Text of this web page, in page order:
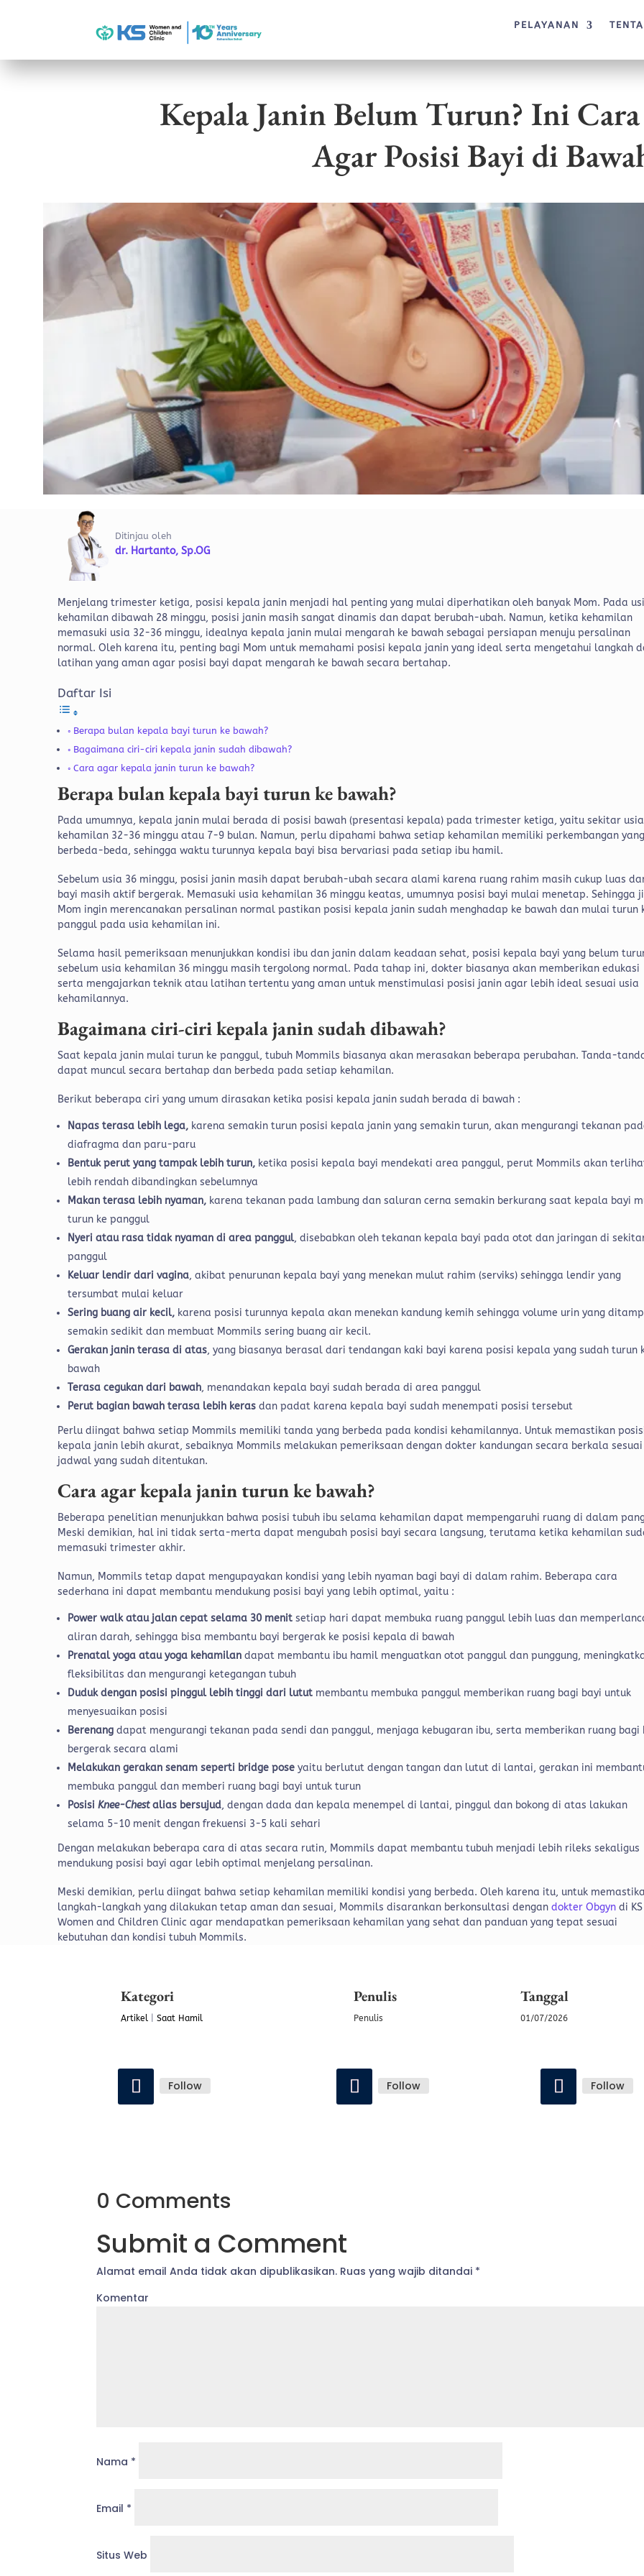
PELAYANAN
Kepala Janin Belum Turun? Ini
Agar Posisi Bayi di
Ditinjau oleh
dr. Hartanto, Sp.OG
Menjelang trimester ketiga, posisi kepala janin menjadi hal penting yang mulai diperhatikan oleh banyak Mom. Pada
kehamilan dibawah 28 minggu, posisi janin masih sangat dinamis dan dapat berubah-ubah. Namun, ketika kehamilan
memasuki usia 32-36 minggu, idealnya kepala janin mulai mengarah ke bawah sebagai persiapan menuju persalinan
normal. Oleh karena itu, penting bagi Mom untuk memahami posisi kepala janin yang ideal serta mengetahui langkah
latihan yang aman agar posisi bayi dapat mengarah ke bawah secara bertahap.
Daftar Isi
Berapa bulan kepala bayi turun ke bawah?
Bagaimana ciri-ciri kepala janin sudah dibawah?
Cara agar kepala janin turun ke bawah?
Berapa bulan kepala bayi turun ke bawah?
Pada umumnya, kepala janin mulai berada di posisi bawah (presentasi kepala) pada trimester ketiga, yaitu sekitar usia
kehamilan 32-36 minggu atau 7-9 bulan. Namun, perlu dipahami bahwa setiap kehamilan memiliki perkembangan yang
berbeda-beda, sehingga waktu turunnya kepala bayi bisa bervariasi pada setiap ibu hamil.
Sebelum usia 36 minggu, posisi janin masih dapat berubah-ubah secara alami karena ruang rahim masih cukup luas
bayi masih aktif bergerak. Memasuki usia kehamilan 36 minggu keatas, umumnya posisi bayi mulai menetap. Sehingga
Mom ingin merencanakan persalinan normal pastikan posisi kepala janin sudah menghadap ke bawah dan mulai turun
panggul pada usia kehamilan ini.
Selama hasil pemeriksaan menunjukkan kondisi ibu dan janin dalam keadaan sehat, posisi kepala bayi yang belum
sebelum usia kehamilan 36 minggu masih tergolong normal. Pada tahap ini, dokter biasanya akan memberikan edukasi
serta mengajarkan teknik atau latihan tertentu yang aman untuk menstimulasi posisi janin agar lebih ideal sesuai usia
kehamilannya.
Bagaimana ciri-ciri kepala janin sudah dibawah?
Saat kepala janin mulai turun ke panggul, tubuh Mommils biasanya akan merasakan beberapa perubahan. Tanda-
dapat muncul secara bertahap dan berbeda pada setiap kehamilan.
Berikut beberapa ciri yang umum dirasakan ketika posisi kepala janin sudah berada di bawah :
Napas terasa lebih lega, karena semakin turun posisi kepala janin yang semakin turun, akan mengurangi tekanan
diafragma dan paru-paru
Bentuk perut yang tampak lebih turun, ketika posisi kepala bayi mendekati area panggul, perut Mommils akan
lebih rendah dibandingkan sebelumnya
Makan terasa lebih nyaman, karena tekanan pada lambung dan saluran cerna semakin berkurang saat kepala bayi
turun ke panggul
Nyeri atau rasa tidak nyaman di area panggul, disebabkan oleh tekanan kepala bayi pada otot dan jaringan di
panggul
Keluar lendir dari vagina, akibat penurunan kepala bayi yang menekan mulut rahim (serviks) sehingga lendir yang
tersumbat mulai keluar
Sering buang air kecil, karena posisi turunnya kepala akan menekan kandung kemih sehingga volume urin yang
semakin sedikit dan membuat Mommils sering buang air kecil.
Gerakan janin terasa di atas, yang biasanya berasal dari tendangan kaki bayi karena posisi kepala yang sudah turun
bawah
Terasa cegukan dari bawah, menandakan kepala bayi sudah berada di area panggul
Perut bagian bawah terasa lebih keras dan padat karena kepala bayi sudah menempati posisi tersebut
Perlu diingat bahwa setiap Mommils memiliki tanda yang berbeda pada kondisi kehamilannya. Untuk memastikan
kepala janin lebih akurat, sebaiknya Mommils melakukan pemeriksaan dengan dokter kandungan secara berkala sesuai
jadwal yang sudah ditentukan.
Cara agar kepala janin turun ke bawah?
Beberapa penelitian menunjukkan bahwa posisi tubuh ibu selama kehamilan dapat mempengaruhi ruang di dalam
Meski demikian, hal ini tidak serta-merta dapat mengubah posisi bayi secara langsung, terutama ketika kehamilan
memasuki trimester akhir.
Namun, Mommils tetap dapat mengupayakan kondisi yang lebih nyaman bagi bayi di dalam rahim. Beberapa cara
sederhana ini dapat membantu mendukung posisi bayi yang lebih optimal, yaitu :
Power walk atau jalan cepat selama 30 menitsetiap hari dapat membuka ruang panggul lebih luas dan
aliran darah, sehingga bisa membantu bayi bergerak ke posisi kepala di bawah
Prenatal yoga atau yoga kehamilan dapat membantu ibu hamil menguatkan otot panggul dan punggung,
fleksibilitas dan mengurangi ketegangan tubuh
Duduk dengan posisi pinggul lebih tinggi dari lutut membantu membuka panggul memberikan ruang bagi bayi untuk
menyesuaikan posisi
Berenang dapat mengurangi tekanan pada sendi dan panggul, menjaga kebugaran ibu, serta memberikan ruang bagi
bergerak secara alami
Melakukan gerakan senam seperti bridge poseyaitu berlutut dengan tangan dan lutut di lantai, gerakan ini
membuka panggul dan memberi ruang bagi bayi untuk turun
PosisiKnee-Chestalias bersujud, dengan dada dan kepala menempel di lantai, pinggul dan bokong di atas lakukan
selama 5-10 menit dengan frekuensi 3-5 kali sehari
Dengan melakukan beberapa cara di atas secara rutin, Mommils dapat membantu tubuh menjadi lebih rileks sekaligus
mendukung posisi bayi agar lebih optimal menjelang persalinan.
Meski demikian, perlu diingat bahwa setiap kehamilan memiliki kondisi yang berbeda. Oleh karena itu, untuk
langkah-langkah yang dilakukan tetap aman dan sesuai, Mommils disarankan berkonsultasi dengandokter Obgyn di KS
Women and Children Clinic agar mendapatkan pemeriksaan kehamilan yang sehat dan panduan yang tepat sesuai
kebutuhan dan kondisi tubuh Mommils.
Kategori
Artikel Saat Hamil
Penulis
Penulis
Tanggal
01/07/2026
Follow Follow Follow
0 Comments
Submit a Comment
Alamat email Anda tidak akan dipublikasikan. Ruas yang wajib ditandai *
Komentar
Nama *
Email *
Situs Web